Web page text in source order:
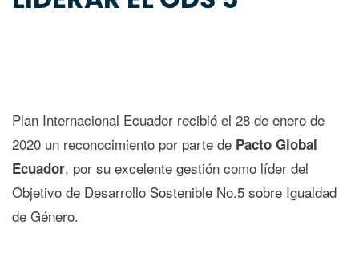
Plan Internacional Ecuador recibió el 28 de enero de
2020 un reconocimiento por parte de Pacto Global
Ecuador, por su excelente gestión como líder del
Objetivo de Desarrollo Sostenible No.5 sobre Igualdad
de Género.